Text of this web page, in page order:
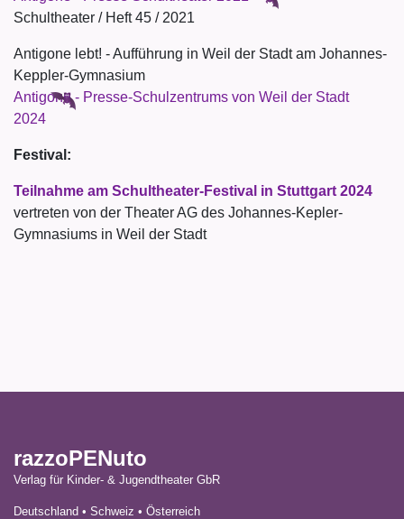
Schultheater / Heft 45 / 2021
Antigone lebt! - Aufführung in Weil der Stadt am Johannes-
Keppler-Gymnasium
Antigone - Presse-Schulzentrums von Weil der Stadt
2024
Festival:
Teilnahme am Schultheater-Festival in Stuttgart 2024
vertreten von der Theater AG des Johannes-Kepler-
Gymnasiums in Weil der Stadt
razzoPENuto
Verlag für Kinder- & Jugendtheater GbR
Deutschland • Schweiz • Österreich